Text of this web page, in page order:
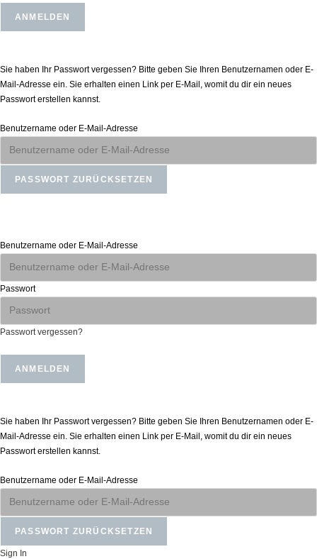
Sie haben Ihr Passwort vergessen? Bitte geben Sie Ihren Benutzernamen oder E-
Mail-Adresse ein. Sie erhalten einen Link per E-Mail, womit du dir ein neues
Passwort erstellen kannst.
Benutzername oder E-Mail-Adresse
Benutzername oder E-Mail-Adresse
Passwort
Passwort vergessen?
Sie haben Ihr Passwort vergessen? Bitte geben Sie Ihren Benutzernamen oder E-
Mail-Adresse ein. Sie erhalten einen Link per E-Mail, womit du dir ein neues
Passwort erstellen kannst.
Benutzername oder E-Mail-Adresse
Sign In